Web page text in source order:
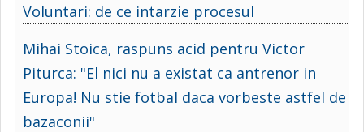
Voluntari: de ce intarzie procesul
Mihai Stoica, raspuns acid pentru Victor
Piturca: "El nici nu a existat ca antrenor in
Europa! Nu stie fotbal daca vorbeste astfel de
bazaconii"